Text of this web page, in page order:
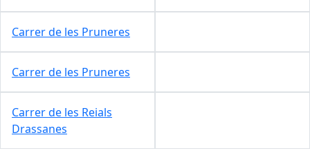
Carrer de les Pruneres
Carrer de les Pruneres
Carrer de les Reials
Drassanes